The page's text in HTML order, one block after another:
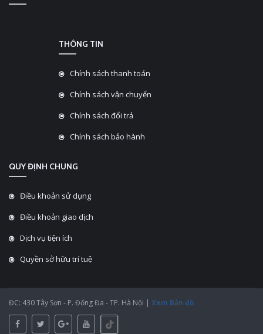
THÔNG TIN
Chính sách thanh toán
Chính sách vận chuyển
Chính sách đổi trả
Chính sách bảo hành
QUY ĐỊNH CHUNG
Điều khoản sử dụng
Điều khoản giao dịch
Dịch vụ tiện ích
Quyền sở hữu trí tuệ
ĐC: 430 Tây Sơn - P. Đống Đa - TP. Hà Nội | Xem Bản đồ